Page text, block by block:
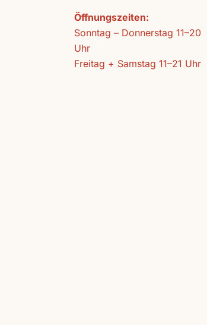
Öffnungszeiten:
Sonntag – Donnerstag 11–20
Uhr
Freitag + Samstag 11–21 Uhr